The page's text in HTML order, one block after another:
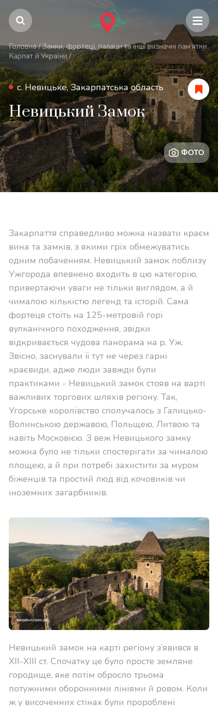
Головна / Замки, фортеці, палаци та інші визначні пам’ятки
Карпат й України /
с. Невицьке, Закарпатська область
Невицький Замок
ФОТО
Закарпаття справедливо можна назвати краєм
вина та замків, з якими гріх обмежуватись
одним побаченням. Невицький замок поблизу
Ужгорода впевнено входить в цю категорію,
привертаючи уваги не тільки виглядом, а й
чималою кількістю легенд та історій. Сама
фортеця стоїть на 125-метровій горі
вулканічного походження, звідки
відкривається чудова панорама на р. Уж.
Звісно, заснували її тут не через гарні
краєвиди, адже люди завжди були
практиками - Невицький замок стояв на варті
важливих торгових шляхів регіону. Так,
Угорське королівство сполучалось з Галицько-
Волинською державою, Польщею, Литвою та
навіть Московією. З веж Невицького замку
можна було не тільки спостерігати за чималою
площею, а й при потребі захистити за муром
біженців та простий люд від кочовиків чи
іноземних загарбників.
Невицький замок на карті регіону з’явився в
XII-XIII ст. Спочатку це було просте земляне
городище, яке потім обросло трьома
потужними оборонними лініями й ровом. Коли
ж у височенних стінах були пророблені